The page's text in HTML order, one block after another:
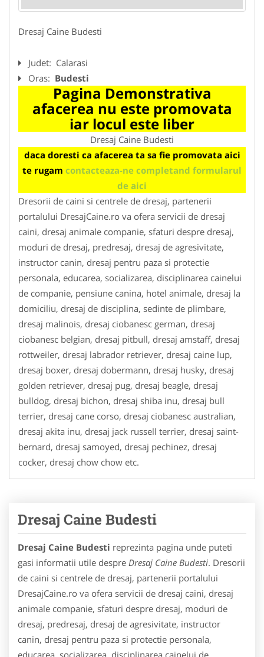
Dresaj Caine Budesti
Judet: Calarasi
Oras: Budesti
Pagina Demonstrativa
afacerea nu este promovata
iar locul este liber
Dresaj Caine Budesti
daca doresti ca afacerea ta sa fie promovata aici
te rugam contacteaza-ne completand formularul
de aici
Dresorii de caini si centrele de dresaj, partenerii
portalului DresajCaine.ro va ofera servicii de dresaj
caini, dresaj animale companie, sfaturi despre dresaj,
moduri de dresaj, predresaj, dresaj de agresivitate,
instructor canin, dresaj pentru paza si protectie
personala, educarea, socializarea, disciplinarea cainelui
de companie, pensiune canina, hotel animale, dresaj la
domiciliu, dresaj de disciplina, sedinte de plimbare,
dresaj malinois, dresaj ciobanesc german, dresaj
ciobanesc belgian, dresaj pitbull, dresaj amstaff, dresaj
rottweiler, dresaj labrador retriever, dresaj caine lup,
dresaj boxer, dresaj dobermann, dresaj husky, dresaj
golden retriever, dresaj pug, dresaj beagle, dresaj
bulldog, dresaj bichon, dresaj shiba inu, dresaj bull
terrier, dresaj cane corso, dresaj ciobanesc australian,
dresaj akita inu, dresaj jack russell terrier, dresaj saint-
bernard, dresaj samoyed, dresaj pechinez, dresaj
cocker, dresaj chow chow etc.
Dresaj Caine Budesti
Dresaj Caine Budesti reprezinta pagina unde puteti
gasi informatii utile despre Dresaj Caine Budesti. Dresorii
de caini si centrele de dresaj, partenerii portalului
DresajCaine.ro va ofera servicii de dresaj caini, dresaj
animale companie, sfaturi despre dresaj, moduri de
dresaj, predresaj, dresaj de agresivitate, instructor
canin, dresaj pentru paza si protectie personala,
educarea, socializarea, disciplinarea cainelui de